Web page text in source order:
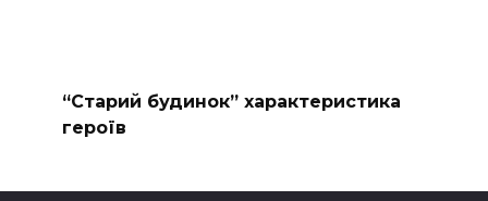
“Старий будинок” характеристика
героїв